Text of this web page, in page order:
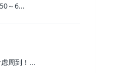
～6...
周到！...